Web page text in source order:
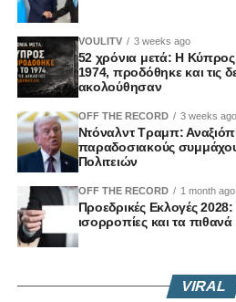
VOULITV 3 weeks ago
52 χρόνια μετά: Η
1974, προδόθηκε και τις
ακολούθησαν
OFF THE RECORD 3 weeks ago
Ντόναλντ Τραμπ:
παραδοσιακούς
Πολιτειών
OFF THE RECORD 1 month ago
Προεδρικές Εκλογές
ισορροπίες και τα
VIRAL